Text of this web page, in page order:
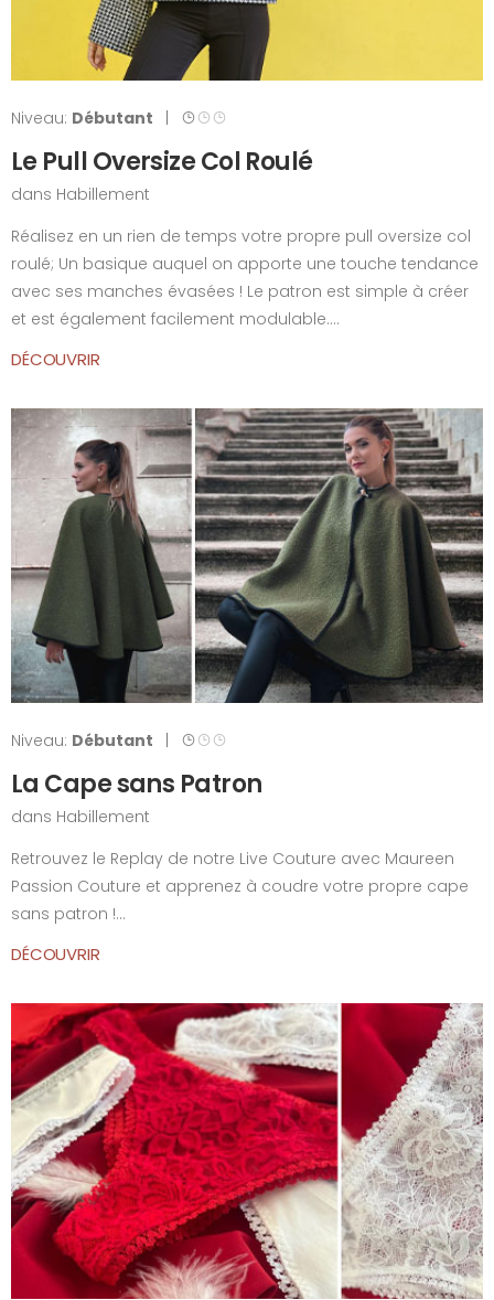
Niveau: Débutant |
Le Pull Oversize Col Roulé
dans Habillement
Réalisez en un rien de temps votre propre pull oversize col
roulé; Un basique auquel on apporte une touche tendance
avec ses manches évasées ! Le patron est simple à créer
et est également facilement modulable....
DÉCOUVRIR
Niveau: Débutant
La Cape sans Patron
dans Habillement
Retrouvez le Replay de notre Live Couture avec Maureen
Passion Couture et apprenez à coudre votre propre cape
sans patron !...
DÉCOUVRIR